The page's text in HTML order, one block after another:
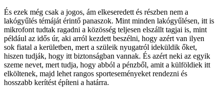
És ezek még csak a jogos, ám elkeseredett és részben nem a
lakógyűlés témáját érintő panaszok. Mint minden lakógyűlésen, itt is
mikrofont tudtak ragadni a közösség teljesen elszállt tagjai is, mint
például az idős úr, aki arról kezdett beszélni, hogy azért van ilyen
sok fiatal a kerületben, mert a szüleik nyugatról ideküldik őket,
hiszen tudják, hogy itt biztonságban vannak. És azért neki az egyik
szeme nevet, mert tudja, hogy abból a pénzből, amit a külföldiek itt
elköltenek, majd lehet rangos sporteseményeket rendezni és
hosszabb kerítést építeni a határra.